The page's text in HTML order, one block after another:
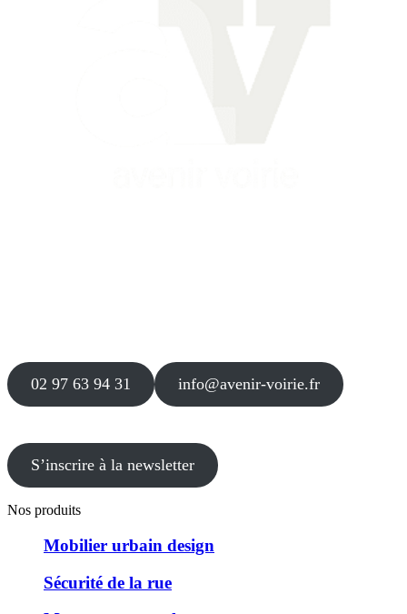
02 97 63 94 31 info@avenir-voirie.fr
S’inscrire à la newsletter
Nos produits
Mobilier urbain design
Sécurité de la rue